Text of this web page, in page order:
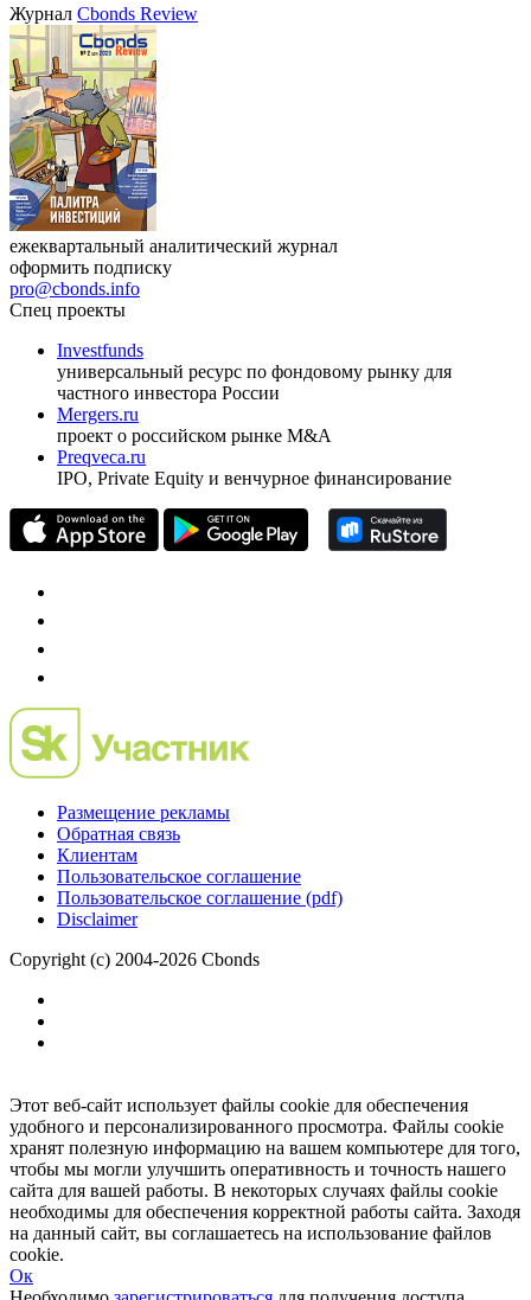
VIII международная конференция «Рынок капитала
Республики Узбекистан»
17.09.2026, Ташкент
ЖурналCbonds Review
оформить подписку
pro@cbonds.info
Спец проекты
Investfunds
универсальный ресурс по фондовому рынку для
частного инвестора России
проект о российском рынке M&A
Preqveca.ru
Размещение рекламы
Обратная связь
Пользовательское соглашение
Copyright (c) 2004-2026 Cbonds
Этот веб-сайт использует файлы cookie для обеспечения
удобного и персонализированного просмотра. Файлы cookie
хранят полезную информацию на вашем компьютере для того,
чтобы мы могли улучшить оперативность и точность нашего
сайта для вашей работы. В некоторых случаях файлы cookie
необходимы для обеспечения корректной работы сайта. Заходя